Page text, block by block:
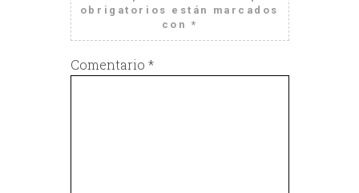
obrigatorios están marcados
con *
Comentario *